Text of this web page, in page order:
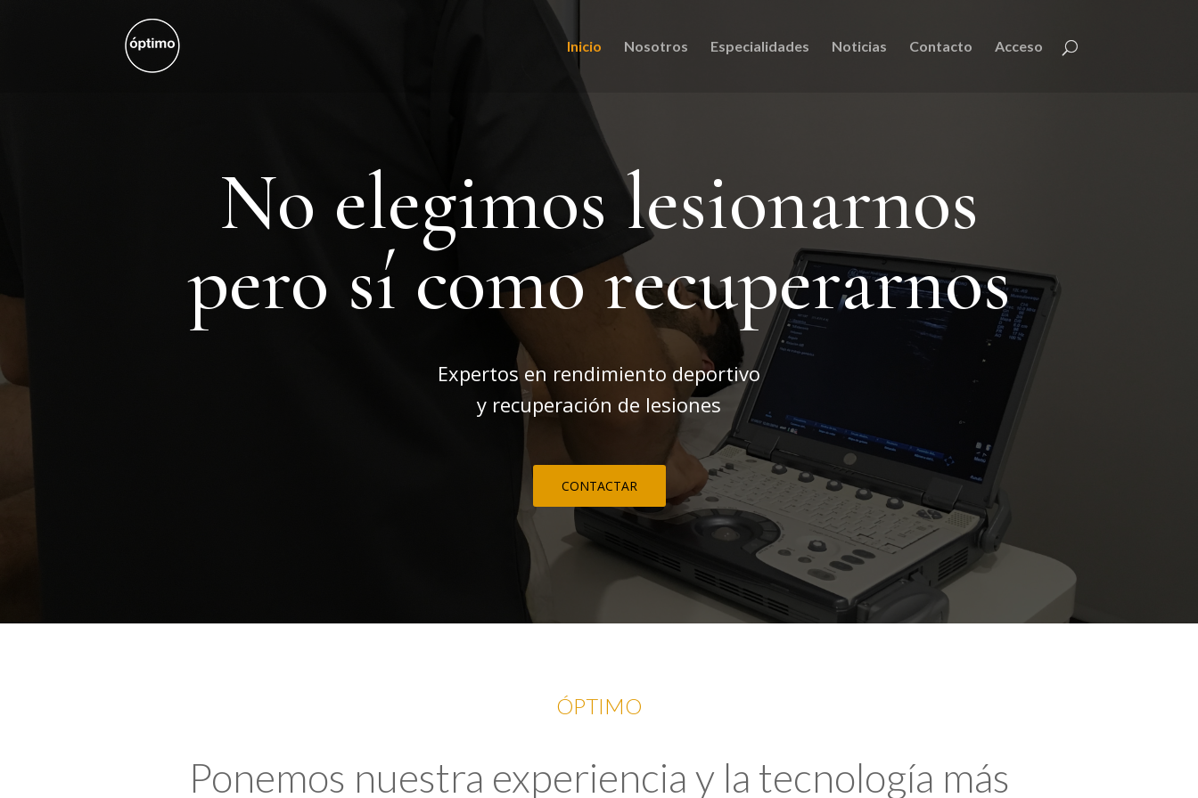
Inicio Nosotros Especialidades Noticias Contacto Acceso
No elegimos lesionarnos
pero sí como recuperarnos
Expertos en rendimiento deportivo
y recuperación de lesiones
CONTACTAR
ÓPTIMO
Ponemos nuestra experiencia y la tecnología más